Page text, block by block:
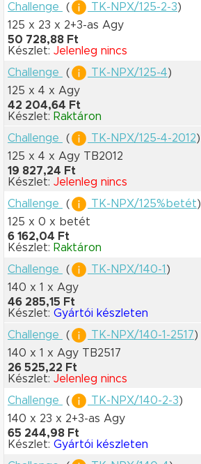
Challenge
( TK-NPX/125-2-3)
125 x 23 x 2+3-as Agy
50 728,88 Ft
Készlet: Jelenleg nincs
Challenge
( TK-NPX/125-4)
125 x 4 x Agy
42 204,64 Ft
Készlet: Raktáron
Challenge
( TK-NPX/125-4-2012)
125 x 4 x Agy TB2012
19 827,24 Ft
Készlet: Jelenleg nincs
Challenge
( TK-NPX/125%betét)
125 x 0 x betét
6 162,04 Ft
Készlet: Raktáron
Challenge
( TK-NPX/140-1 )
140 x 1 x Agy
46 285,15 Ft
Készlet: Gyártói készleten
Challenge
( TK-NPX/140-1-2517)
140 x 1 x Agy TB2517
26 525,22 Ft
Készlet: Jelenleg nincs
Challenge
( TK-NPX/140-2-3)
140 x 23 x 2+3-as Agy
65 244,98 Ft
Készlet: Gyártói készleten